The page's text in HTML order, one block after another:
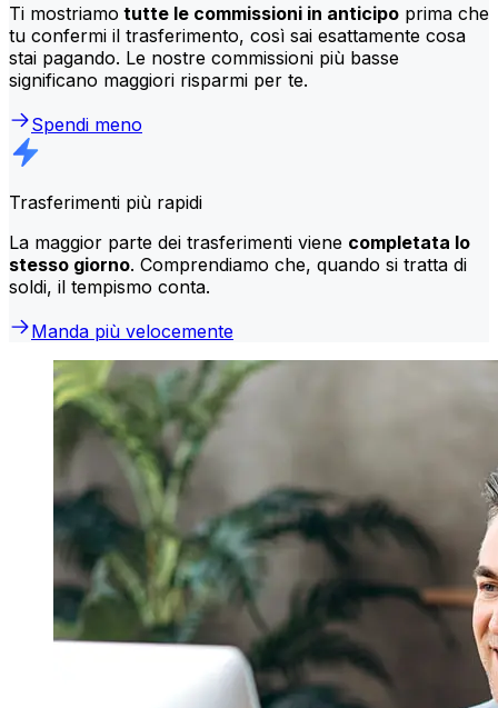
Ti mostriamo tutte le commissioni in anticipo prima che
tu confermi il trasferimento, così sai esattamente cosa
stai pagando. Le nostre commissioni più basse
significano maggiori risparmi per te.
Spendi meno
Trasferimenti più rapidi
La maggior parte dei trasferimenti viene completata lo
stesso giorno. Comprendiamo che, quando si tratta di
soldi, il tempismo conta.
Manda più velocemente